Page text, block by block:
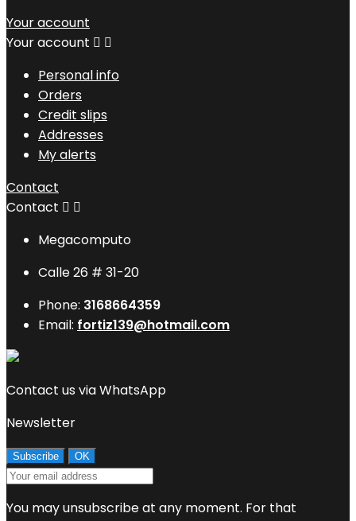
Your account
Your account  
Personal info
Orders
Credit slips
Addresses
My alerts
Contact
Contact  
Megacomputo
Calle 26 # 31-20
Phone: 3168664359
Email: fortiz139@hotmail.com
Contact us via WhatsApp
Newsletter
You may unsubscribe at any moment. For that